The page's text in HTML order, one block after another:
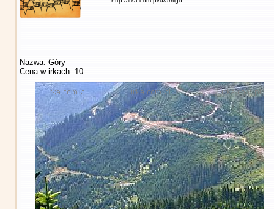
Nazwa: Góry
Cena w irkach: 10